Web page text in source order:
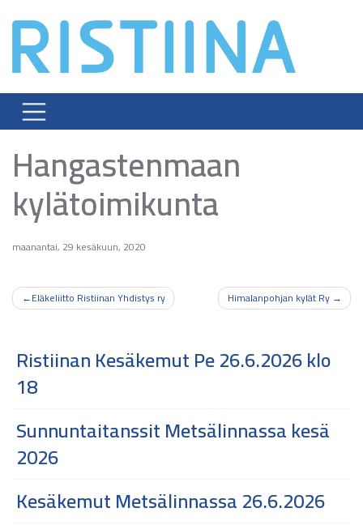
content
Hangastenmaan
kylätoimikunta
maanantai, 29 kesäkuun, 2020
Artikkelien
Eläkeliitto Ristiinan Yhdistys ry Himalanpohjan kylät Ry
Ristiinan Kesäkemut Pe 26.6.2026 klo
18
Sunnuntaitanssit Metsälinnassa kesä
2026
Kesäkemut Metsälinnassa 26.6.2026